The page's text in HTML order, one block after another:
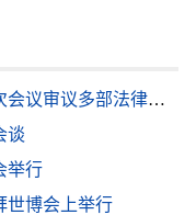
审议多部法律草案
谈
举行
世博会上举行